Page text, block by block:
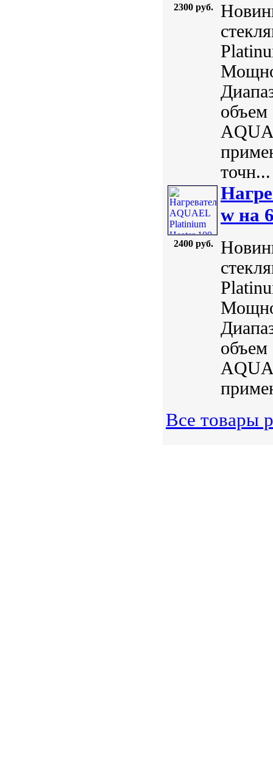
2300 руб.
объем
точн...
2400 руб.
w на
объем
Все товары